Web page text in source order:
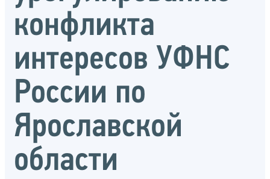
конфликта
интересов УФНС
России по
Ярославской
области